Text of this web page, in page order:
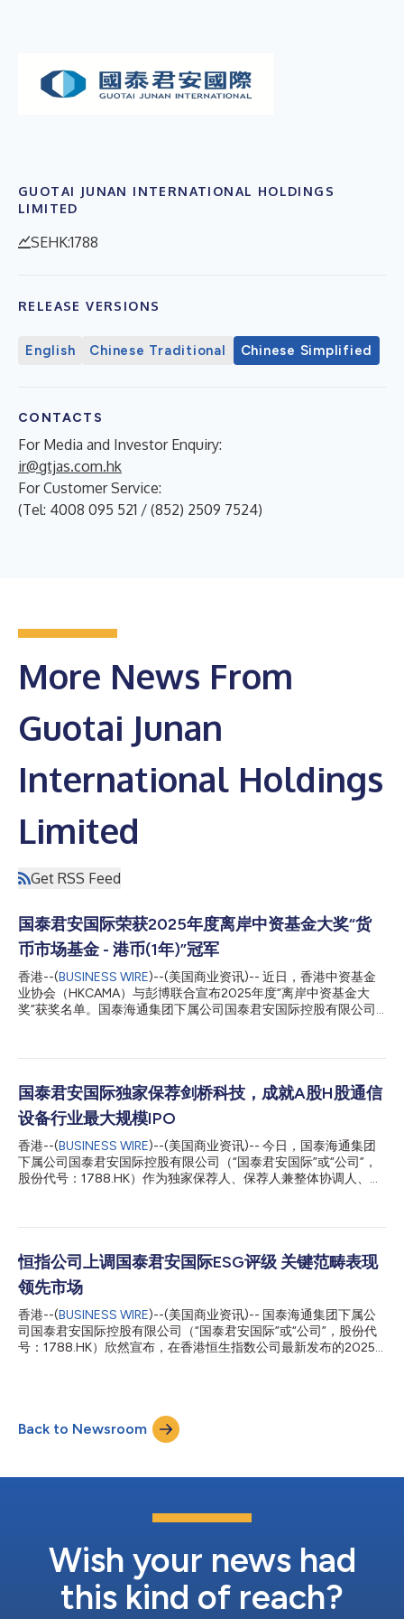
GUOTAI JUNAN INTERNATIONAL HOLDINGS
LIMITED
SEHK:1788
RELEASE VERSIONS
English Chinese Traditional Chinese Simplified
CONTACTS
For Media and Investor Enquiry:
ir@gtjas.com.hk
For Customer Service:
(Tel: 4008 095 521 / (852) 2509 7524)
More News From
Guotai Junan
International Holdings
Limited
Get RSS Feed
国泰君安国际荣获2025年度离岸中资基金大奖“货
币市场基金 - 港币(1年)”冠军
香港--(BUSINESS WIRE)--(美国商业资讯)-- 近日，香港中资基金
业协会（HKCAMA）与彭博联合宣布2025年度“离岸中资基金大
奖”获奖名单。国泰海通集团下属公司国泰君安国际控股有限公司
币（1年）（Money Market Fund - 1 Year Return HKD）”冠军殊
通过严格的筛选机制与独立评审，表彰表现卓越并为中国离岸基金
业作出突出贡献的机构。该评选已连续举办十一届，是香港资产管
理行业最具权威性与公信力的年度盛事之一。 国泰君安港元货币
市场基金成立于2023年4月，由国泰君安国际全资子公司——国
泰君安资产管理（亚洲）有限公司管理。基金主要投资于以港元计
价和结算的短期存款、高评级票据等优质货币市场工具，秉承货币
基金稳健运作的传统，步步为营实现过去一年同类产品最佳回报。
国泰君安国际独家保荐剑桥科技，成就A股H股通信
设备行业最大规模IPO
香港--(BUSINESS WIRE)--(美国商业资讯)-- 今日，国泰海通集团
下属公司国泰君安国际控股有限公司（“国泰君安国际”或“公司”，
股份代号：1788.HK）作为独家保荐人、保荐人兼整体协调人、整
6166. HK，603083.SH）在香港联交所主板上市。剑桥科技由此
域首家实现“A+H”双平台上市的企业。此次港股发行创下A股与港
股通信设备行业有史以来最大规模IPO纪录，充分彰显国泰海通集
团在跨境资本运作中高效整合资源、服务大型科技企业的综合实
力。 本次发行最终定价为每股68.88港元，总发售股数达6,701万
股，基础发行规模46.16亿港元，超额配售权完全行使后预计总集
资额将达53.08亿港元。国际配售和香港公开发售录得踊跃认购，
国际配售认购倍数达16.5倍，香港公开发售认购倍数达338.7倍。
恒指公司上调国泰君安国际ESG评级 关键范畴表现
领先市场
香港--(BUSINESS WIRE)--(美国商业资讯)-- 国泰海通集团下属公
司国泰君安国际控股有限公司（“国泰君安国际”或“公司”，股份代
号：1788.HK）欣然宣布，在香港恒生指数公司最新发布的2025
企业表现进行评估。国泰君安国际在“企业管治”与“人权”两大关键
范畴表现卓越，在参与评级的528家香港上市公司中均位列前
20%；在“公平运营实践”范畴（包括反竞争、反贿赂、反贪污）位
领域的持续进步，也反映出其卓越的管理水平获得资本市场的权威
持续提升在环境保护、社会责任与公司治理等方面的综合表现。与
此同时，公司将进一步把ESG政策融入各业务领域，通过绿色金融
会发展注入可持续的长期价值。 关于国泰君安国际 国泰海...
Back to Newsroom
Wish your news had
this kind of reach?